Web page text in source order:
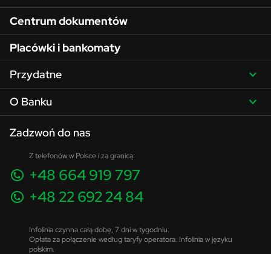
Centrum dokumentów
Placówki i bankomaty
Przydatne
O Banku
Zadzwoń do nas
Z telefonów w Polsce i za granicą:
+48 664 919 797
+48 22 692 24 84
Infolinia czynna całą dobę, 7 dni w tygodniu.
Opłata za połączenie według taryfy operatora. Infolinia w języku
polskim.